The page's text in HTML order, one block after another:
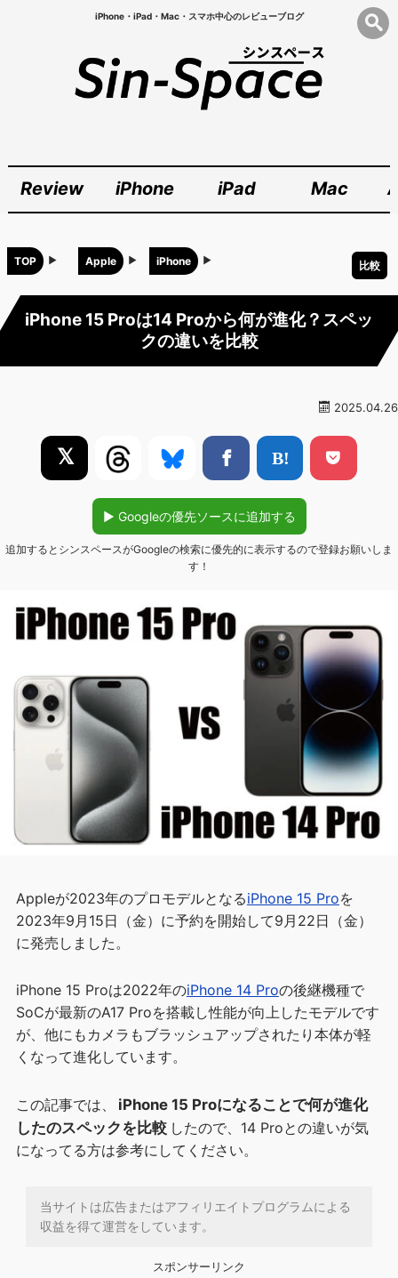
iPhone・iPad・Mac・スマホ中心のレビューブログ
Review iPhone iPad Mac
TOP Apple iPhone 比較
iPhone 15 Proは14 Proから何が進化？スペッ
クの違いを比較
2025.04.26
𝕏
▶︎ Googleの優先ソースに追加する
追加するとシンスペースがGoogleの検索に優先的に表示するので登録お願いしま
す！
Appleが2023年のプロモデルとなるiPhone 15 Proを
2023年9月15日（金）に予約を開始して9月22日（金）
に発売しました。
iPhone 15 Proは2022年のiPhone 14 Proの後継機種で
SoCが最新のA17 Proを搭載し性能が向上したモデルです
が、他にもカメラもブラッシュアップされたり本体が軽
くなって進化しています。
この記事では、
iPhone 15 Proになることで何が進化
したのスペックを比較 したので、14 Proとの違いが気
になってる方は参考にしてください。
当サイトは広告またはアフィリエイトプログラムによる
収益を得て運営をしています。
スポンサーリンク